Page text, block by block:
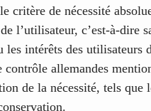
critère de nécessité
l’utilisateur, c’est-à-dire
intérêts des utilisateurs
contrôle allemandes
de la nécessité, tels que